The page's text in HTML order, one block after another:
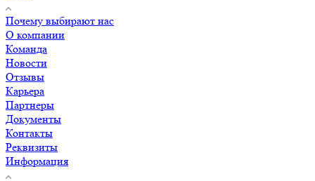
Почему выбирают нас
О компании
Команда
Новости
Отзывы
Карьера
Партнеры
Документы
Контакты
Реквизиты
Информация